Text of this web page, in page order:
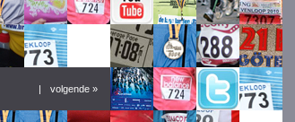
| volgende »